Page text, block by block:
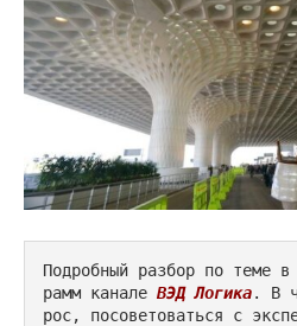
Подробный разбор по теме в
рамм канале ВЭД Логика. В
рос, посоветоваться с